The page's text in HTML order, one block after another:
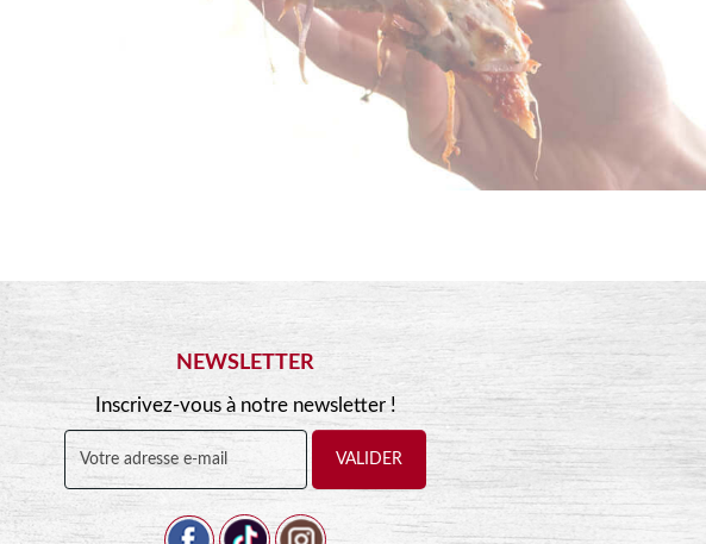
NEWSLETTER
Inscrivez-vous à notre newsletter !
VALIDER